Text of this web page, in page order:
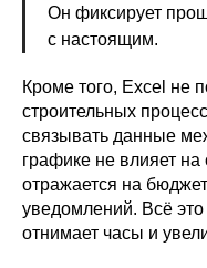
Он фиксирует
с настоящим.
Кроме того, Excel не
строительных
связывать данные
графике не влияет на
отражается на
уведомлений. Всё это
отнимает часы и